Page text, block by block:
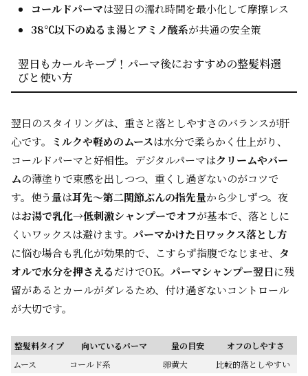
コールドパーマは翌日の濡れ時間を最小化して摩擦レス
38℃以下のぬるま湯とアミノ酸系が共通の安全策
翌日もカールキープ！パーマ後におすすめの整髪料選
びと使い方
翌日のスタイリングは、重さと落としやすさのバランスが肝
心です。
ミルクや軽めのムースは水分で柔らかく仕上がり、
コールドパーマと好相性。デジタルパーマはクリームやバー
ムの薄塗りで束感を出しつつ、重くし過ぎないのがコツで
す。使う量は耳先〜第二関節ぶんの指先量から少しずつ。夜
はお湯で乳化→低刺激シャンプーでオフが基本で、落としに
くいワックスは避けます。 パーマかけた日ワックス落とし方
に悩む場合も乳化が効果的で、こすらず指腹でなじませ、 タ
オルで水分を押さえるだけでOK。 パーマシャンプー翌日に残
留があるとカールがダレるため、付け過ぎないコントロール
が大切です。
整髪料タイプ 向いているパーマ 量の目安
オフのしやすさ
ムース
コールド系 卵黄大
比較的落としやすい